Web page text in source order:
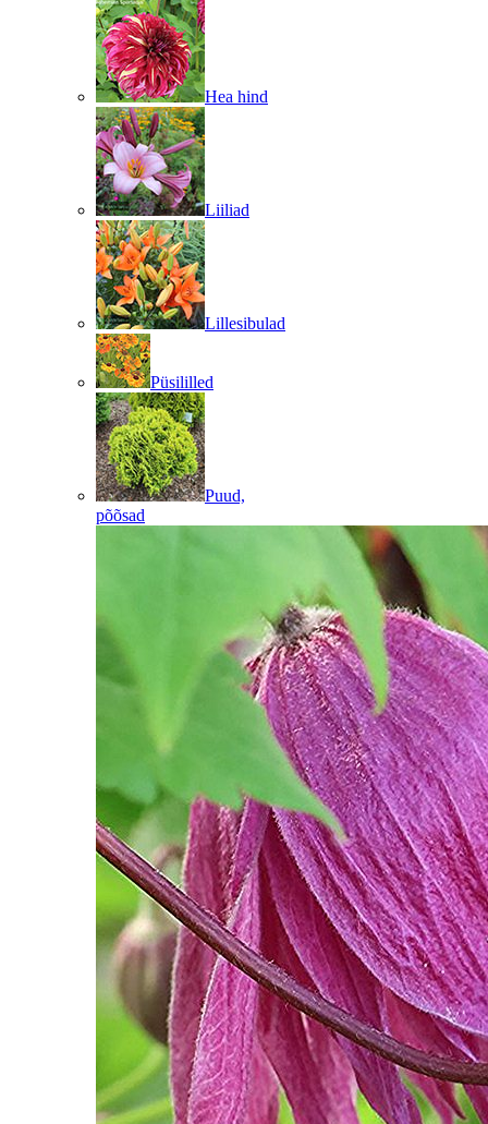
Hea hind
Liiliad
Lillesibulad
Püsililled
Puud,
põõsad